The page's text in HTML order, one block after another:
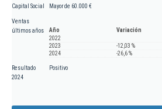
Capital Social Mayor de 60.000 €
Ventas
últimos años
Año
Variación
2022
2023
-12,03 %
2024
-26,6 %
Resultado
2024
Positivo